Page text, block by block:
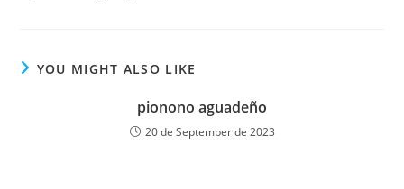
YOU MIGHT ALSO LIKE
pionono aguadeño
20 de September de 2023